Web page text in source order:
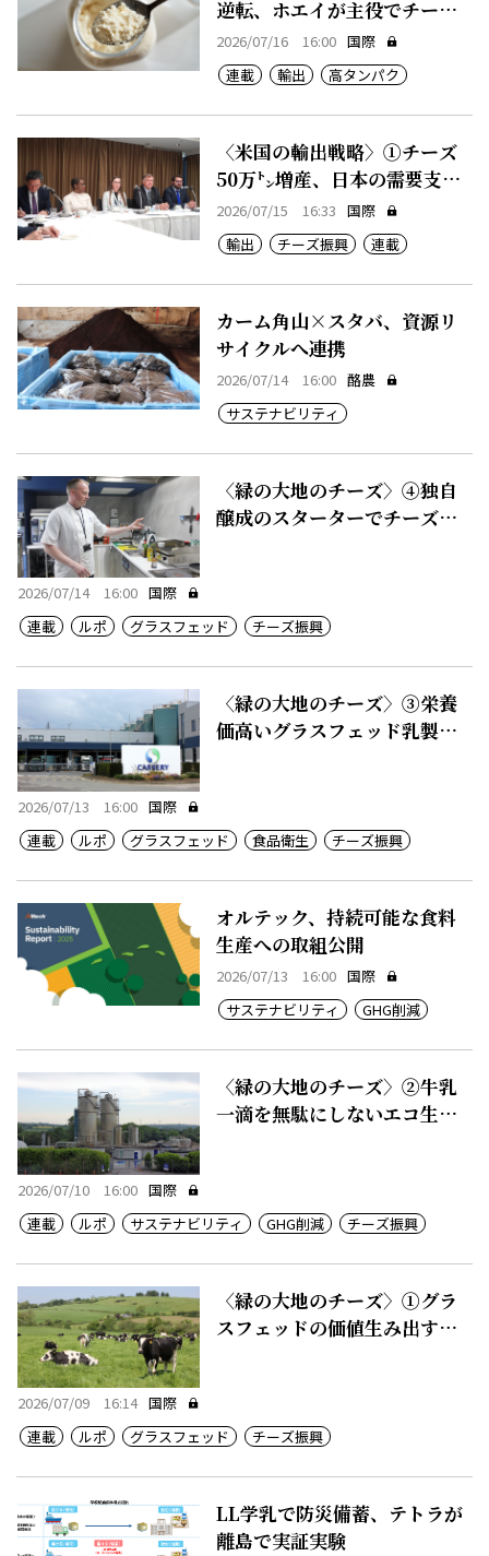
逆転、ホエイが主役でチーズ
が副産物
2026/07/16 16:00 国際
連載
輸出 高タンパク
〈米国の輸出戦略〉①チーズ
50万㌧増産、日本の需要支え
る
2026/07/15 16:33 国際
輸出
チーズ振興 連載
カーム角山×スタバ、資源リ
サイクルへ連携
2026/07/14 16:00 酪農
サステナビリティ
〈緑の大地のチーズ〉④独自
醸成のスターターでチーズに
2026/07/14 16:00 国際
連載
ルポ グラスフェッド チーズ振興
〈緑の大地のチーズ〉③栄養
価高いグラスフェッド乳製
2026/07/13 16:00 国際
連載
ルポ グラスフェッド 食品衛生 チーズ振興
オルテック、持続可能な食料
生産への取組公開
2026/07/13 16:00 国際
サステナビリティ
GHG削減
〈緑の大地のチーズ〉②牛乳
一滴を無駄にしないエコ生産
2026/07/10 16:00 国際
連載
ルポ サステナビリティ GHG削減 チーズ振興
〈緑の大地のチーズ〉①グラ
スフェッドの価値生み出す豊
2026/07/09 16:14 国際
連載
ルポ グラスフェッド チーズ振興
LL学乳で防災備蓄、テトラが
離島で実証実験